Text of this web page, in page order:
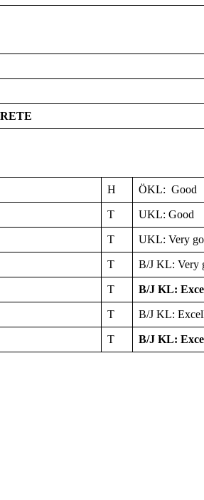
H ÖKL: Good
T UKL: Good
T UKL: Very
T B/J KL: Very
T B/J KL:
T B/J KL:
T B/J KL: